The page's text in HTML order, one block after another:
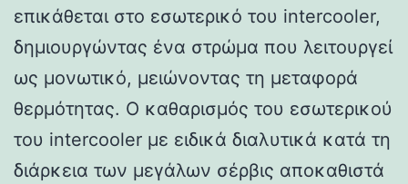
επικάθεται στο εσωτερικό του intercooler,
δημιουργώντας ένα στρώμα που λειτουργεί
ως μονωτικό, μειώνοντας τη μεταφορά
θερμότητας. Ο καθαρισμός του εσωτερικού
του intercooler με ειδικά διαλυτικά κατά τη
διάρκεια των μεγάλων σέρβις αποκαθιστά